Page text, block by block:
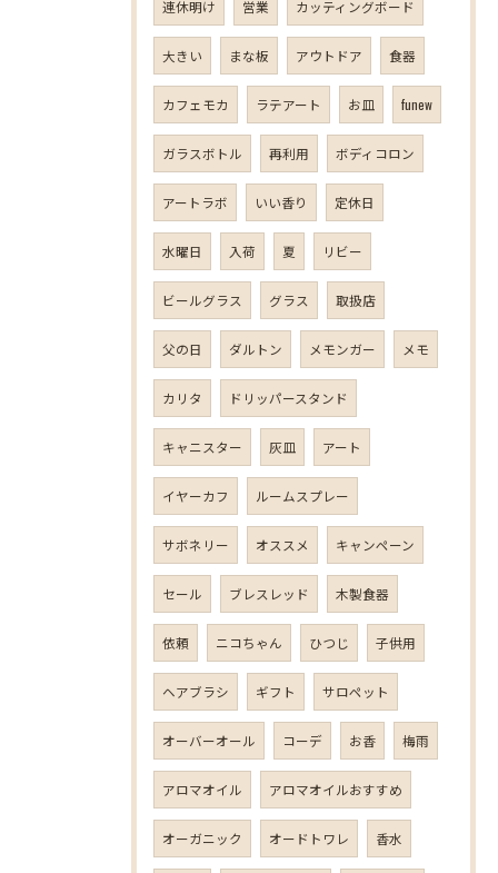
連休明け 営業 カッティングボード
大きい まな板 アウトドア 食器
カフェモカ ラテアート お皿 funew
ガラスボトル 再利用 ボディコロン
アートラボ いい香り 定休日
水曜日 入荷 夏 リビー
ビールグラス グラス 取扱店
父の日 ダルトン メモンガー メモ
カリタ ドリッパースタンド
キャニスター 灰皿 アート
イヤーカフ ルームスプレー
サボネリー オススメ キャンペーン
セール ブレスレッド 木製食器
依頼 ニコちゃん ひつじ 子供用
ヘアブラシ ギフト サロペット
オーバーオール コーデ お香 梅雨
アロマオイル アロマオイルおすすめ
オーガニック オードトワレ 香水